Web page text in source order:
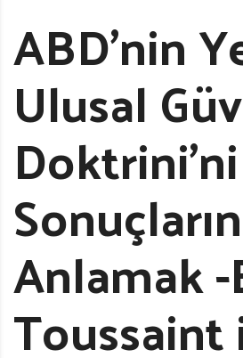
ABD’nin
Ulusal
Anlamak
Toussaint